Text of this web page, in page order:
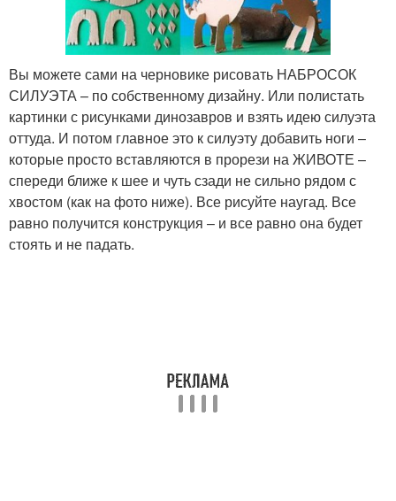
Вы можете сами на черновике рисовать НАБРОСОК
СИЛУЭТА – по собственному дизайну. Или полистать
картинки с рисунками динозавров и взять идею силуэта
оттуда. И потом главное это к силуэту добавить ноги –
которые просто вставляются в прорези на ЖИВОТЕ –
спереди ближе к шее и чуть сзади не сильно рядом с
хвостом (как на фото ниже). Все рисуйте наугад. Все
равно получится конструкция – и все равно она будет
стоять и не падать.